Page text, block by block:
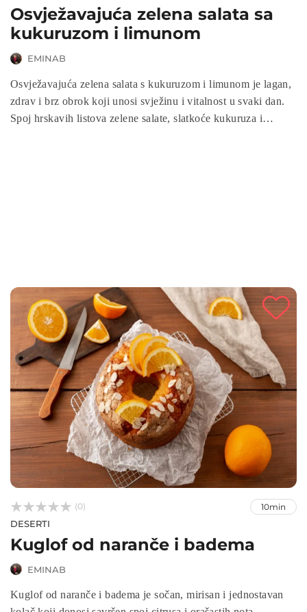
Osvježavajuća zelena salata sa
kukuruzom i limunom
EMINAB
Osvježavajuća zelena salata s kukuruzom i limunom je lagan,
zdrav i brz obrok koji unosi svježinu i vitalnost u svaki dan.
Spoj hrskavih listova zelene salate, slatkoće kukuruza i


 (0) 10min
DESERTI
Kuglof od naranče i badema
EMINAB
Kuglof od naranče i badema je sočan, mirisan i jednostavan